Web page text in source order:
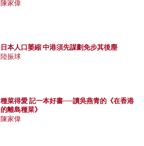
陳家偉
日本人口萎縮 中港須先謀劃免步其後塵
陸振球
種菜得愛 記一本好書──讀吳燕青的《在香港
的離島種菜》
陳家偉